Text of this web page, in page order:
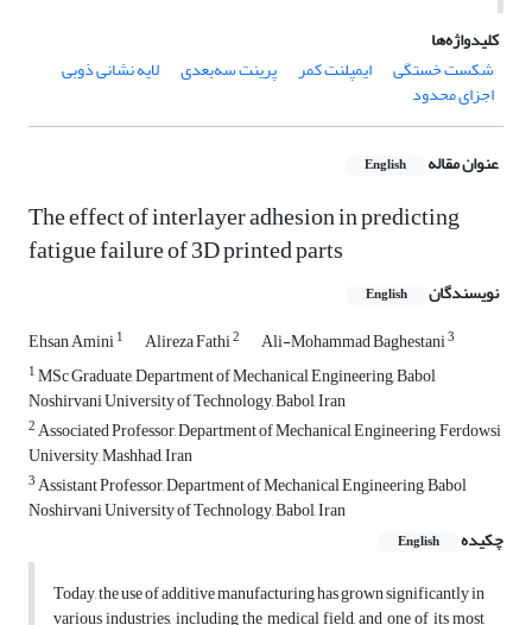
کلیدواژه‌ها
شکست خستگی
ایمپلنت کمر پرینت سه‌بعدی لایه نشانی ذوبی
اجزای محدود
عنوان مقاله English
The effect of interlayer adhesion in predicting
fatigue failure of 3D printed parts
نویسندگان English
Ehsan Amini1 Alireza Fathi2 Ali-Mohammad Baghestani3
1MSc Graduate, Department of Mechanical Engineering, Babol
Noshirvani University of Technology, Babol, Iran
2Associated Professor, Department of Mechanical Engineering, Ferdowsi
University, Mashhad, Iran
3Assistant Professor, Department of Mechanical Engineering, Babol
Noshirvani University of Technology, Babol, Iran
چکیده
English
Today, the use of additive manufacturing has grown significantly in